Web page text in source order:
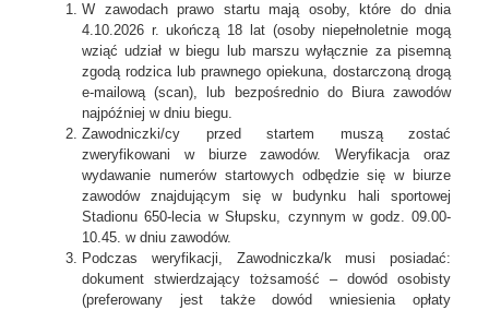
W zawodach prawo startu mają osoby, które do dnia
4.10.2026 r. ukończą 18 lat (osoby niepełnoletnie mogą
wziąć udział w biegu lub marszu wyłącznie za pisemną
zgodą rodzica lub prawnego opiekuna, dostarczoną drogą
e-mailową (scan), lub bezpośrednio do Biura zawodów
najpóźniej w dniu biegu.
Zawodniczki/cy przed startem muszą zostać
zweryfikowani w biurze zawodów. Weryfikacja oraz
wydawanie numerów startowych odbędzie się w biurze
zawodów znajdującym się w budynku hali sportowej
Stadionu 650-lecia w Słupsku, czynnym w godz. 09.00-
10.45. w dniu zawodów.
Podczas weryfikacji, Zawodniczka/k musi posiadać:
dokument stwierdzający tożsamość – dowód osobisty
(preferowany jest także dowód wniesienia opłaty